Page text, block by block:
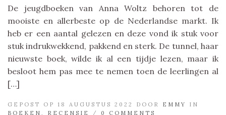
De jeugdboeken van Anna Woltz behoren tot de
mooiste en allerbeste op de Nederlandse markt. Ik
heb er een aantal gelezen en deze vond ik stuk voor
stuk indrukwekkend, pakkend en sterk. De tunnel, haar
nieuwste boek, wilde ik al een tijdje lezen, maar ik
besloot hem pas mee te nemen toen de leerlingen al
[…]
GEPOST OP 18 AUGUSTUS 2022 DOOR EMMY
IN
BOEKEN
RECENSIE / 0 COMMENTS